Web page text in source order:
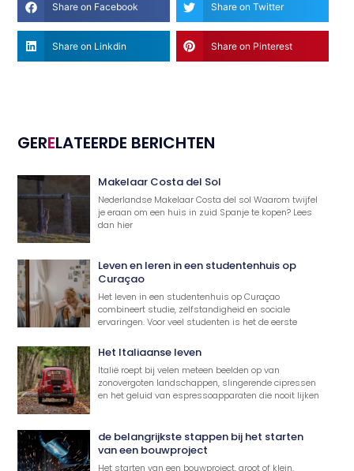
Share on Facebook Share on Twitter
Share on Linkdin Share on Pinterest
GERELATEERDE BERICHTEN
Makelaar Costa del Sol
Nederlandse Makelaar Costa del sol Waarom twijfel
je eraan om een huis in zuid Spanje te kopen? Lees
dan hier
Leven en leren in een studentenhuis op
Curaçao
Het leven in een studentenhuis op Curaçao
combineert studie, zelfstandigheid en sociale
ervaringen. Voor veel studenten is het de eerste
Het Italiaanse leven
Italië roept bij velen meteen beelden op van
zonovergoten landschappen, slingerende cipressen
en het geluid van espressoapparaten die nooit lijken
de belangrijkste stappen bij het starten
van een bouwproject
Het starten van een bouwproject, groot of klein,